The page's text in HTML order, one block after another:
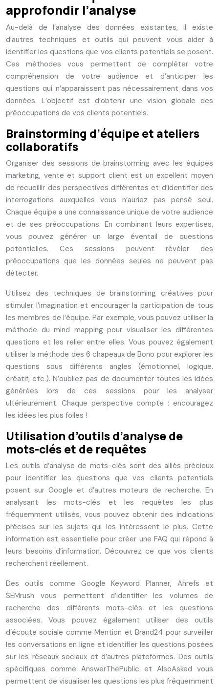
approfondir l’analyse
Au-delà de l’analyse des données existantes, il existe
d’autres techniques et outils qui peuvent vous aider à
identifier les questions que vos clients potentiels se posent.
Ces méthodes vous permettent de compléter votre
compréhension de votre audience et d’anticiper les
questions qui n’apparaissent pas nécessairement dans vos
données. L’objectif est d’obtenir une vision globale des
préoccupations de vos clients potentiels.
Brainstorming d’équipe et ateliers
collaboratifs
Organiser des sessions de brainstorming avec les équipes
marketing, vente et support client est un excellent moyen
de recueillir des perspectives différentes et d’identifier des
interrogations auxquelles vous n’auriez pas pensé seul.
Chaque équipe a une connaissance unique de votre audience
et de ses préoccupations. En combinant leurs expertises,
vous pouvez générer un large éventail de questions
potentielles. Ces sessions peuvent révéler des
préoccupations que les données seules ne peuvent pas
détecter.
Utilisez des techniques de brainstorming créatives pour
stimuler l’imagination et encourager la participation de tous
les membres de l’équipe. Par exemple, vous pouvez utiliser la
méthode du mind mapping pour visualiser les différentes
questions et les relier entre elles. Vous pouvez également
utiliser la méthode des 6 chapeaux de Bono pour explorer les
questions sous différents angles (émotionnel, logique,
créatif, etc.). N’oubliez pas de documenter toutes les idées
générées lors de ces sessions pour les analyser
ultérieurement. Chaque perspective compte : encouragez
les idées les plus folles !
Utilisation d’outils d’analyse de
mots-clés et de requêtes
Les outils d’analyse de mots-clés sont des alliés précieux
pour identifier les questions que vos clients potentiels
posent sur Google et d’autres moteurs de recherche. En
analysant les mots-clés et les requêtes les plus
fréquemment utilisés, vous pouvez obtenir des indications
précises sur les sujets qui les intéressent le plus. Cette
information est essentielle pour créer une FAQ qui répond à
leurs besoins d’information. Découvrez ce que vos clients
recherchent réellement.
Des outils comme Google Keyword Planner, Ahrefs et
SEMrush vous permettent d’identifier les volumes de
recherche des différents mots-clés et les questions
associées. Vous pouvez également utiliser des outils
d’écoute sociale comme Mention et Brand24 pour surveiller
les conversations en ligne et identifier les questions posées
sur les réseaux sociaux et d’autres plateformes. Des outils
spécifiques comme AnswerThePublic et AlsoAsked vous
permettent de visualiser les questions les plus fréquemment